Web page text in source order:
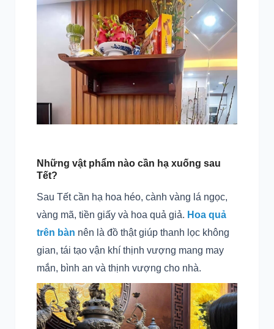
Những vật phẩm nào cần hạ xuống sau
Tết?
Sau Tết cần hạ hoa héo, cành vàng lá ngọc,
vàng mã, tiền giấy và hoa quả giả. Hoa quả
trên bàn nên là đồ thật giúp thanh lọc không
gian, tái tạo vận khí thịnh vượng mang may
mắn, bình an và thịnh vượng cho nhà.